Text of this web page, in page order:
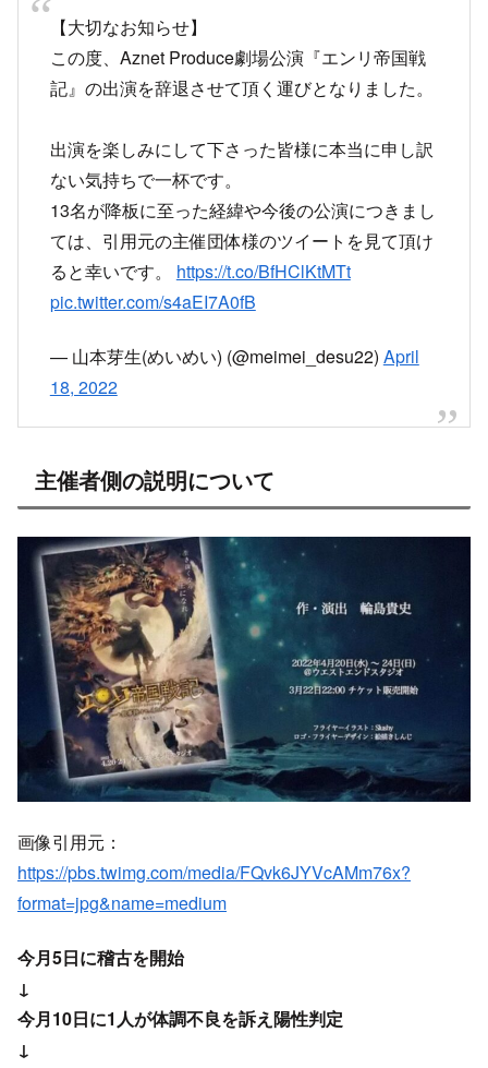
出演を楽しみにして下さった皆様に本当に申し訳
ない気持ちで一杯です。
13名が降板に至った経緯や今後の公演につきまし
ると幸いです。https://t.co/BfHClKtMTt
pic.twitter.com/s4aEI7A0fB
— 山本芽生(めいめい) (@meimei_desu22)April
18, 2022
主催者側の説明について
画像引用元：
https://pbs.twimg.com/media/FQvk6JYVcAMm76x?
format=jpg&name=medium
今月5日に稽古を開始
↓
今月10日に1人が体調不良を訴え陽性判定
キャスト全員のPCR検査を実施、リモートでの稽古に切
替
↓
その後も換気などを徹底していたが4人が陽性